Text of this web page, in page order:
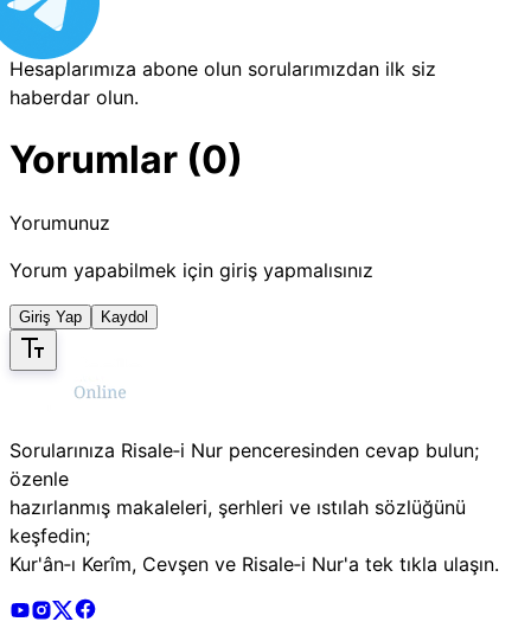
Hesaplarımıza abone olun sorularımızdan ilk siz
haberdar olun.
Yorumlar (0)
Yorumunuz
Yorum yapabilmek için giriş yapmalısınız
Giriş Yap Kaydol
Sorularınıza Risale‑i Nur penceresinden cevap bulun;
özenle
hazırlanmış makaleleri, şerhleri ve ıstılah sözlüğünü
keşfedin;
Kur'ân‑ı Kerîm, Cevşen ve Risale‑i Nur'a tek tıkla ulaşın.
Risale Online Youtube Hesabı
Risale Online Instagram Hesabı
Risale Online X Hesabı